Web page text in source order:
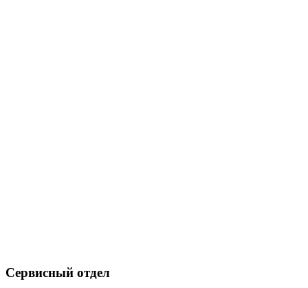
Сервисный отдел